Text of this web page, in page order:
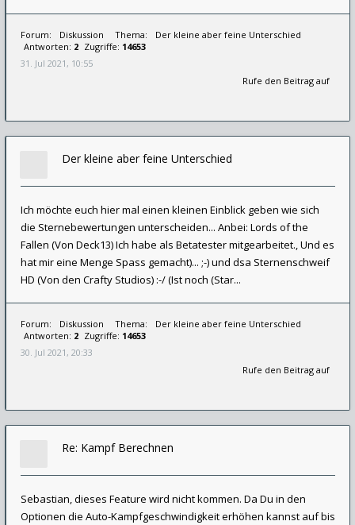
Forum: Diskussion Thema:
Der kleine aber feine Unterschied
Antworten: 2 Zugriffe: 14653
31. Jul 2021, 10:55
Rufe den Beitrag auf
Der kleine aber feine Unterschied
Ich möchte euch hier mal einen kleinen Einblick geben wie sich
die Sternebewertungen unterscheiden... Anbei: Lords of the
Fallen (Von Deck13) Ich habe als Betatester mitgearbeitet., Und es
hat mir eine Menge Spass gemacht)... ;-) und dsa Sternenschweif
HD (Von den Crafty Studios) :-/ (Ist noch (Star...
Forum: Diskussion Thema:
Der kleine aber feine Unterschied
Antworten: 2 Zugriffe: 14653
30. Jul 2021, 20:33
Rufe den Beitrag auf
Re: Kampf Berechnen
Sebastian, dieses Feature wird nicht kommen. Da Du in den
Optionen die Auto-Kampfgeschwindigkeit erhöhen kannst auf bis